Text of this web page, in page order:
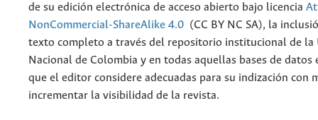
de su edición electrónica de acceso abierto bajo licencia
NonCommercial-ShareAlike 4.0 (CC BY NC SA), la
texto completo a través del repositorio institucional de la
Nacional de Colombia y en todas aquellas bases de datos
que el editor considere adecuadas para su indización con
incrementar la visibilidad de la revista.